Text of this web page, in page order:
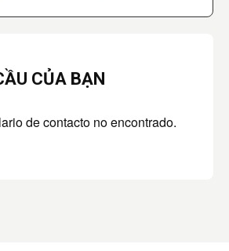
CỦA BẠN
de contacto no encontrado.